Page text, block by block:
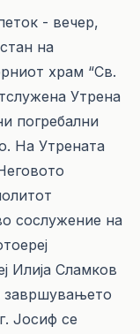
- вечер,
на
храм “Св.
Утрена
погребални
На Утрената
сослужение на
Илија Сламков
завршувањето
Јосиф се